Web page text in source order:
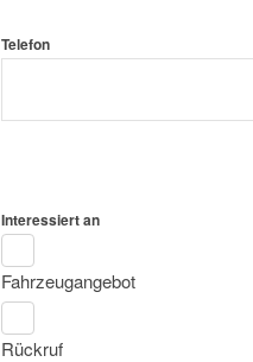
Telefon
Interessiert an
Fahrzeugangebot
Rückruf